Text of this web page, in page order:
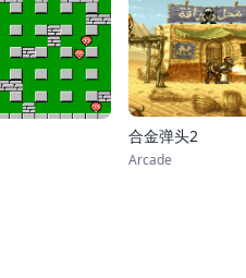
合金弹头2
Arcade